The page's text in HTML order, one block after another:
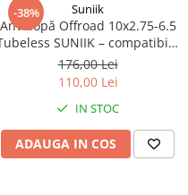
-38% Suniik
Anvelopă Offroad 10x2.75-6.5
SUNIIK – compatibilă
KuKirin G2, G2 Pro, G2 Ultra,
G3
176,00 Lei
110,00 Lei
IN STOC
ADAUGA IN COS